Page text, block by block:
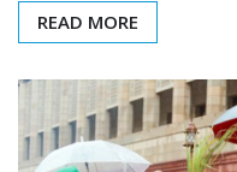
READ MORE